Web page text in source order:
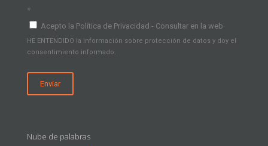
*
Acepto la Política de Privacidad - Consultar en la web
HE ENTENDIDO la información sobre protección de datos y doy el
consentimiento informado.
Nube de palabras